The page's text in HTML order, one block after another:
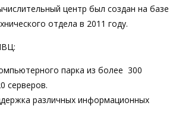
центр был создан на базе
отдела в 2011 году.
парка из более 300
серверов.
различных информационных